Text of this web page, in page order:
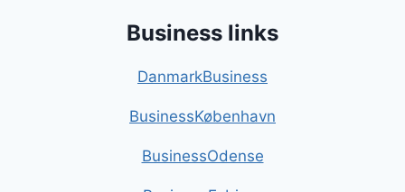
Business links
DanmarkBusiness
BusinessKøbenhavn
BusinessOdense